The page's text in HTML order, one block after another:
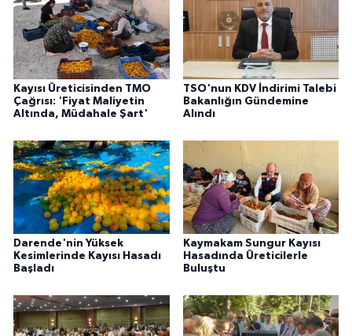
Kayısı Üreticisinden TMO
Çağrısı: 'Fiyat Maliyetin
Altında, Müdahale Şart'
TSO'nun KDV İndirimi Talebi
Bakanlığın Gündemine
Alındı
Darende'nin Yüksek
Kesimlerinde Kayısı Hasadı
Başladı
Kaymakam Sungur Kayısı
Hasadında Üreticilerle
Buluştu